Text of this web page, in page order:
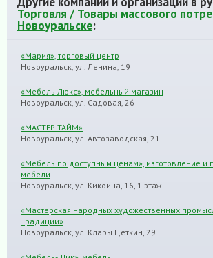
Торговля / Товары массового
Новоуральске:
«Мария», торговый центр
Новоуральск, ул. Ленина, 19
«Мебель Люкс», мебельный магазин
Новоуральск, ул. Садовая, 26
«МАСТЕР ТАЙМ»
Новоуральск, ул. Автозаводская, 21
«Мебель по доступным ценам», изготовление и
мебели
Новоуральск, ул. Кикоина, 16, 1 этаж
«Мастерская народных художественных
Традиции»
Новоуральск, ул. Клары Цеткин, 29